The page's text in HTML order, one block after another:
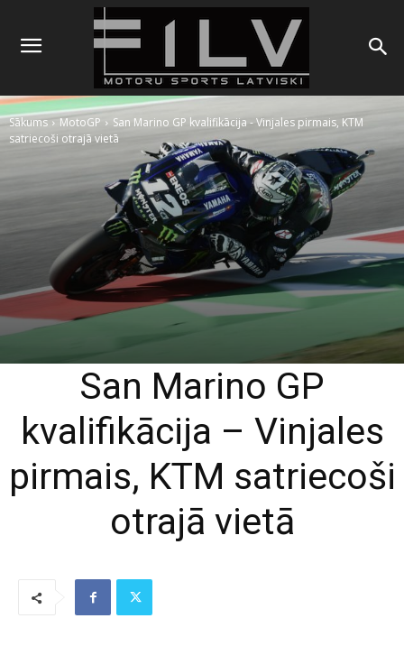
Sākums MotoGP
San Marino GP kvalifikācija - Vinjales pirmais, KTM
satriecoši otrajā vietā
San Marino GP
kvalifikācija – Vinjales
pirmais, KTM satriecoši
otrajā vietā